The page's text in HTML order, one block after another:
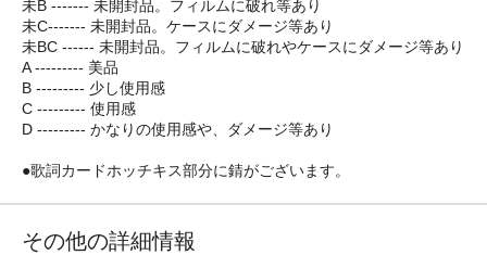
未B ------- 未開封品。フィルムに破れ等あり
未C------- 未開封品。ケースにダメージ等あり
未BC ------ 未開封品。フィルムに破れやケースにダメージ等あり
A --------- 美品
B --------- 少し使用感
C --------- 使用感
D --------- かなりの使用感や、ダメージ等あり
●歌詞カードホッチキス部分に錆がございます。
その他の詳細情報